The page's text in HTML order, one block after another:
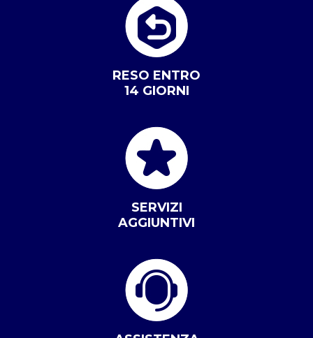
RESO ENTRO
14 GIORNI
SERVIZI
AGGIUNTIVI